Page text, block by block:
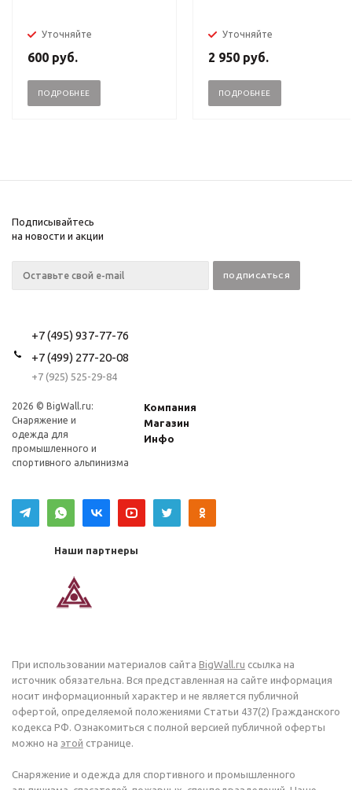
Уточняйте
600 руб.
ПОДРОБНЕЕ
Уточняйте
2 950 руб.
ПОДРОБНЕЕ
Подписывайтесь
на новости и акции
+7 (495) 937-77-76
+7 (499) 277-20-08
+7 (925) 525-29-84
2026 © BigWall.ru:
Снаряжение и
одежда для
промышленного и
спортивного альпинизма
Компания
Магазин
Инфо
Наши партнеры
При использовании материалов сайта BigWall.ru ссылка на
источник обязательна. Вся представленная на сайте информация
носит информационный характер и не является публичной
офертой, определяемой положениями Статьи 437(2) Гражданского
кодекса РФ. Ознакомиться с полной версией публичной оферты
можно на этой странице.
Снаряжение и одежда для спортивного и промышленного